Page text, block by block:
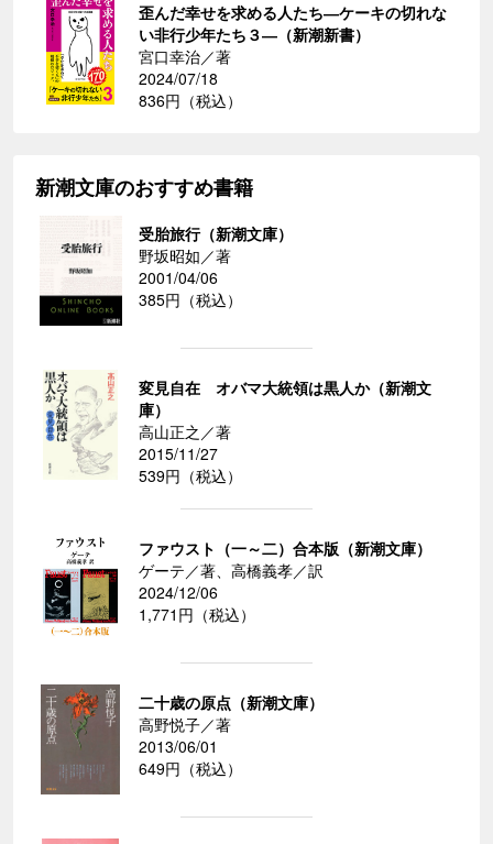
歪んだ幸せを求める人たち―ケーキの切れな
い非行少年たち３―（新潮新書）
宮口幸治／著
2024/07/18
836円（税込）
新潮文庫のおすすめ書籍
受胎旅行（新潮文庫）
野坂昭如／著
2001/04/06
385円（税込）
変見自在 オバマ大統領は黒人か（新潮文
庫）
高山正之／著
2015/11/27
539円（税込）
ファウスト（一～二）合本版（新潮文庫）
ゲーテ／著、高橋義孝／訳
2024/12/06
1,771円（税込）
二十歳の原点（新潮文庫）
高野悦子／著
2013/06/01
649円（税込）